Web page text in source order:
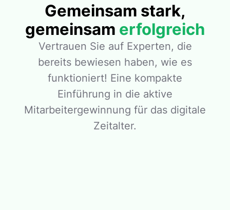
Gemeinsam stark,
gemeinsam erfolgreich
Vertrauen Sie auf Experten, die
bereits bewiesen haben, wie es
funktioniert! Eine kompakte
Einführung in die aktive
Mitarbeitergewinnung für das digitale
Zeitalter.